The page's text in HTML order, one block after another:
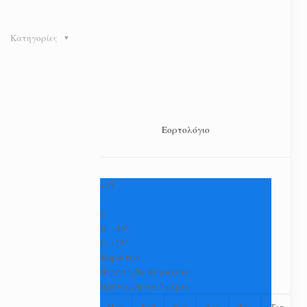
Κατηγορίες
Εορτολόγιο
+35
°
C
H:+36°
L:+25°
Καρδίτσα
Πέμπτη, 06 Αύγουστος
Πρόγνωση για 7 μέρες